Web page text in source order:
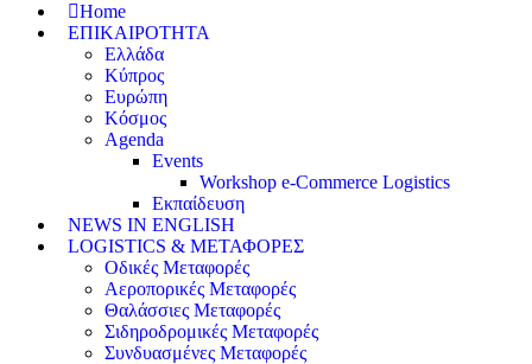
Home
ΕΠΙΚΑΙΡΟΤΗΤΑ
Ελλάδα
Κύπρος
Ευρώπη
Κόσμος
Agenda
Events
Workshop e-Commerce Logistics
Εκπαίδευση
NEWS IN ENGLISH
LOGISTICS & ΜΕΤΑΦΟΡΕΣ
Οδικές Μεταφορές
Αεροπορικές Μεταφορές
Θαλάσσιες Μεταφορές
Σιδηροδρομικές Μεταφορές
Συνδυασμένες Μεταφορές